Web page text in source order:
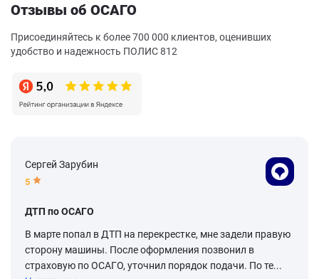
Отзывы об ОСАГО
Присоединяйтесь к более 700 000 клиентов, оценивших
удобство и надежность ПОЛИС 812
Сергей Зарубин
5
ДТП по ОСАГО
В марте попал в ДТП на перекрестке, мне задели правую
сторону машины. После оформления позвонил в
страховую по ОСАГО, уточнил порядок подачи. По те...